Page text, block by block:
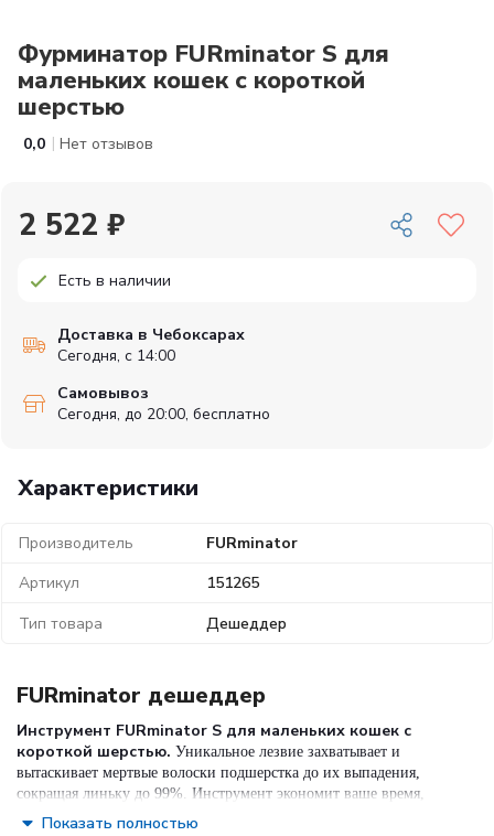
Фурминатор FURminator S для
маленьких кошек c короткой
шерстью
0,0 | Нет отзывов
Характеристики
Производитель
FURminator
Артикул
151265
Тип товара
Дешеддер
2 522 ₽
Есть в наличии
Доставка в Чебоксарах
Сегодня, с 14:00
Самовывоз
Сегодня, до 20:00, бесплатно
FURminator дешеддер
Инструмент FURminator S для маленьких кошек c
короткой шерстью. Уникальное лезвие захватывает и
вытаскивает мертвые волоски подшерстка до их выпадения,
сокращая линьку до 99%. Инструмент экономит ваше время,
сохраняет здоровье кожи и шерсти, не повреждает остевой волос
Показать полностью